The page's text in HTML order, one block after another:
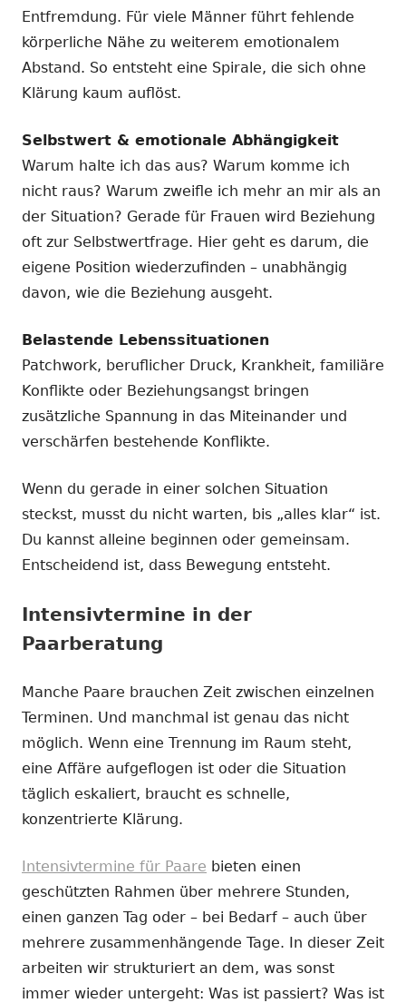
Entfremdung. Für viele Männer führt fehlende
körperliche Nähe zu weiterem emotionalem
Abstand. So entsteht eine Spirale, die sich ohne
Klärung kaum auflöst.
Selbstwert & emotionale Abhängigkeit
Warum halte ich das aus? Warum komme ich
nicht raus? Warum zweifle ich mehr an mir als an
der Situation? Gerade für Frauen wird Beziehung
oft zur Selbstwertfrage. Hier geht es darum, die
eigene Position wiederzufinden – unabhängig
davon, wie die Beziehung ausgeht.
Belastende Lebenssituationen
Patchwork, beruflicher Druck, Krankheit, familiäre
Konflikte oder Beziehungsangst bringen
zusätzliche Spannung in das Miteinander und
verschärfen bestehende Konflikte.
Wenn du gerade in einer solchen Situation
steckst, musst du nicht warten, bis „alles klar“ ist.
Du kannst alleine beginnen oder gemeinsam.
Entscheidend ist, dass Bewegung entsteht.
Intensivtermine in der
Paarberatung
Manche Paare brauchen Zeit zwischen einzelnen
Terminen. Und manchmal ist genau das nicht
möglich. Wenn eine Trennung im Raum steht,
eine Affäre aufgeflogen ist oder die Situation
täglich eskaliert, braucht es schnelle,
konzentrierte Klärung.
Intensivtermine für Paare bieten einen
geschützten Rahmen über mehrere Stunden,
einen ganzen Tag oder – bei Bedarf – auch über
mehrere zusammenhängende Tage. In dieser Zeit
arbeiten wir strukturiert an dem, was sonst
immer wieder untergeht: Was ist passiert? Was ist